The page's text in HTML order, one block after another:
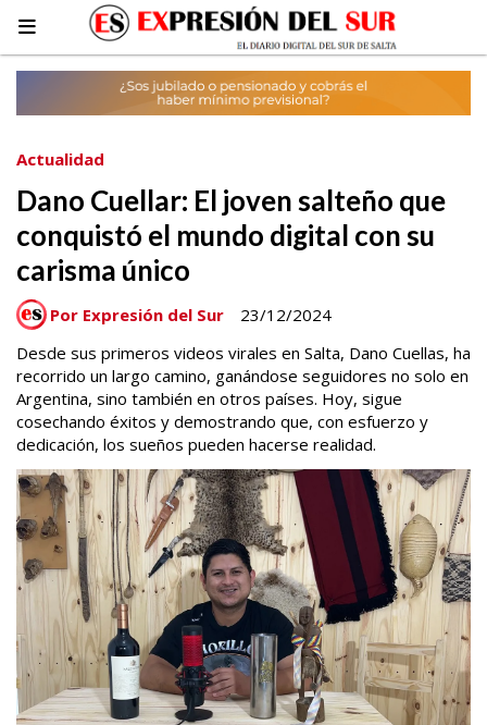
Dano Cuellar: El joven salteño que
conquistó el mundo digital con su
carisma único
Desde sus primeros videos virales en Salta, Dano Cuellas, ha
recorrido un largo camino, ganándose seguidores no solo en
Argentina, sino también en otros países. Hoy, sigue
cosechando éxitos y demostrando que, con esfuerzo y
dedicación, los sueños pueden hacerse realidad.
Actualidad
23/12/2024
Por Expresión del Sur